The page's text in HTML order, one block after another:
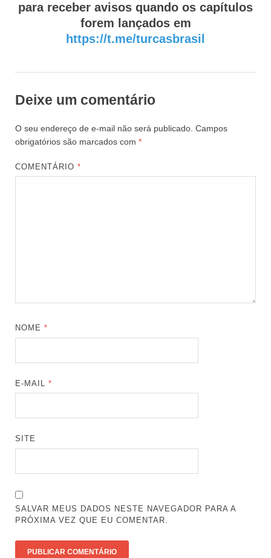
para receber avisos quando os capítulos
forem lançados em
https://t.me/turcasbrasil
Deixe um comentário
O seu endereço de e-mail não será publicado. Campos
obrigatórios são marcados com *
COMENTÁRIO*
NOME*
E-MAIL*
SITE
SALVAR MEUS DADOS NESTE NAVEGADOR PARA A
PRÓXIMA VEZ QUE EU COMENTAR.